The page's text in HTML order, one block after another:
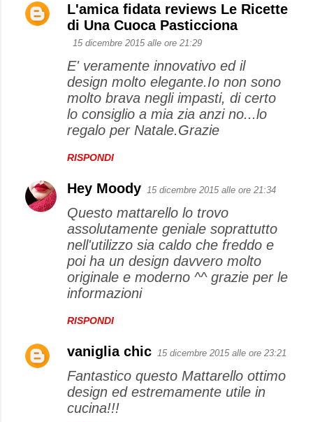
L'amica fidata reviews Le Ricette
di Una Cuoca Pasticciona
15 dicembre 2015 alle ore 21:29
E' veramente innovativo ed il
design molto elegante.Io non sono
molto brava negli impasti, di certo
lo consiglio a mia zia anzi no...lo
regalo per Natale.Grazie
RISPONDI
Hey Moody 15 dicembre 2015 alle ore 21:34
Questo mattarello lo trovo
assolutamente geniale soprattutto
nell'utilizzo sia caldo che freddo e
poi ha un design davvero molto
originale e moderno ^^ grazie per le
informazioni
RISPONDI
vaniglia chic 15 dicembre 2015 alle ore 23:21
Fantastico questo Mattarello ottimo
design ed estremamente utile in
cucina!!!